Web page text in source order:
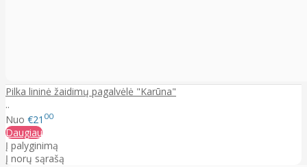
Pilka lininė žaidimų pagalvėlė "Karūna"
..
Nuo €21 00
Daugiau
Į palyginimą
Į norų sąrašą